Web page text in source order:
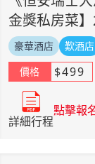
金獎私房菜
豪華酒店
歎酒店
價格
$499
詳細行程
點擊報